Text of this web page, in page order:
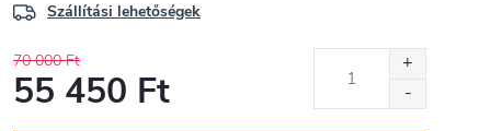
Szállítási lehetőségek
70 000 Ft
55 450 Ft